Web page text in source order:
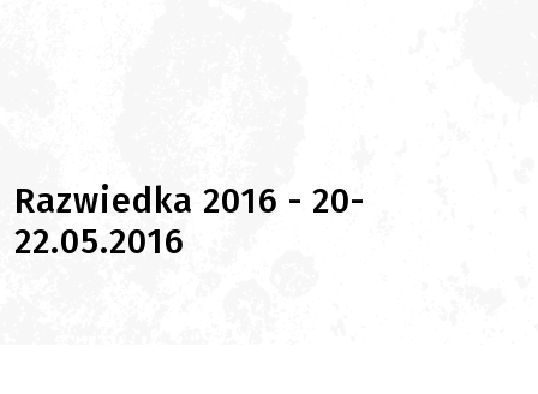
Razwiedka 2016 - 20-
22.05.2016